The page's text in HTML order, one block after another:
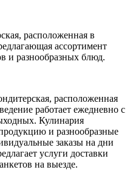
расположенная в
ассортимент
и разнообразных блюд.
расположенная
работает ежедневно с
Кулинария
и разнообразные
заказы на дни
услуги доставки
на выезде.